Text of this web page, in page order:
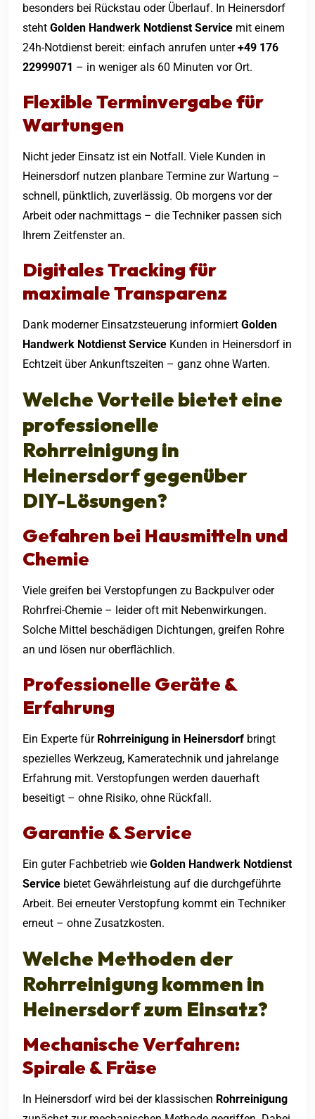
besonders bei Rückstau oder Überlauf. In Heinersdorf
steht Golden Handwerk Notdienst Service mit einem
24h-Notdienst bereit: einfach anrufen unter+49 176
22999071 – in weniger als 60 Minuten vor Ort.
Flexible Terminvergabe für
Wartungen
Nicht jeder Einsatz ist ein Notfall. Viele Kunden in
Heinersdorf nutzen planbare Termine zur Wartung –
schnell, pünktlich, zuverlässig. Ob morgens vor der
Arbeit oder nachmittags – die Techniker passen sich
Ihrem Zeitfenster an.
Digitales Tracking für
maximale Transparenz
Dank moderner Einsatzsteuerung informiert Golden
Handwerk Notdienst Service Kunden in Heinersdorf in
Echtzeit über Ankunftszeiten – ganz ohne Warten.
Welche Vorteile bietet eine
professionelle
Rohrreinigung in
Heinersdorfgegenüber
DIY-Lösungen?
Gefahren bei Hausmitteln und
Chemie
Viele greifen bei Verstopfungen zu Backpulver oder
Rohrfrei-Chemie – leider oft mit Nebenwirkungen.
Solche Mittel beschädigen Dichtungen, greifen Rohre
an und lösen nur oberflächlich.
Professionelle Geräte &
Erfahrung
Ein Experte für Rohrreinigung in Heinersdorf bringt
spezielles Werkzeug, Kameratechnik und jahrelange
Erfahrung mit. Verstopfungen werden dauerhaft
beseitigt – ohne Risiko, ohne Rückfall.
Garantie & Service
Ein guter Fachbetrieb wie Golden Handwerk Notdienst
Service bietet Gewährleistung auf die durchgeführte
Arbeit. Bei erneuter Verstopfung kommt ein Techniker
erneut – ohne Zusatzkosten.
Welche Methoden der
Rohrreinigung kommen in
Heinersdorf zum Einsatz?
Mechanische Verfahren:
Spirale & Fräse
In Heinersdorf wird bei der klassischen Rohrreinigung